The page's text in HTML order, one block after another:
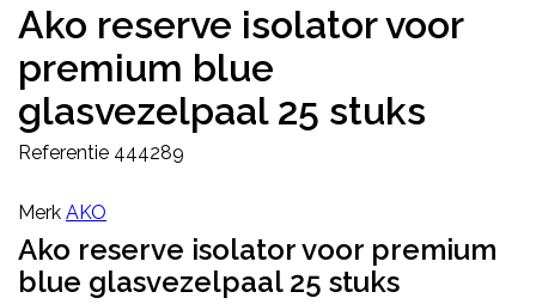
Ako reserve isolator voor
premium blue
glasvezelpaal 25 stuks
Referentie 444289
Merk AKO
Ako reserve isolator voor premium
blue glasvezelpaal 25 stuks